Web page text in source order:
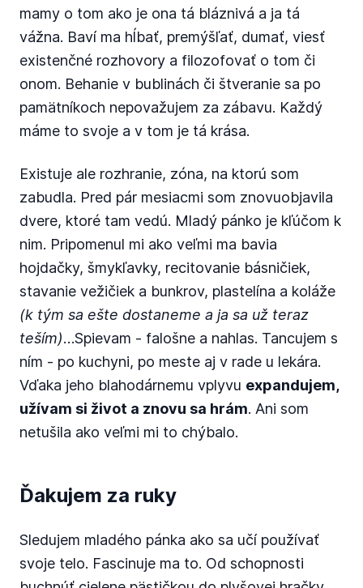
mamy o tom ako je ona tá bláznivá a ja tá
vážna. Baví ma hĺbať, premýšľať, dumať, viesť
existenčné rozhovory a filozofovať o tom či
onom. Behanie v bublinách či štveranie sa po
pamätníkoch nepovažujem za zábavu. Každý
máme to svoje a v tom je tá krása.
Existuje ale rozhranie, zóna, na ktorú som
zabudla. Pred pár mesiacmi som znovuobjavila
dvere, ktoré tam vedú. Mladý pánko je kľúčom k
nim. Pripomenul mi ako veľmi ma bavia
hojdačky, šmykľavky, recitovanie básničiek,
stavanie vežičiek a bunkrov, plastelína a koláže
(k tým sa ešte dostaneme a ja sa už teraz
teším)…Spievam - falošne a nahlas. Tancujem s
ním - po kuchyni, po meste aj v rade u lekára.
Vďaka jeho blahodárnemu vplyvu expandujem,
užívam si život a znovu sa hrám. Ani som
netušila ako veľmi mi to chýbalo.
Ďakujem za ruky
Sledujem mladého pánka ako sa učí používať
svoje telo. Fascinuje ma to. Od schopnosti